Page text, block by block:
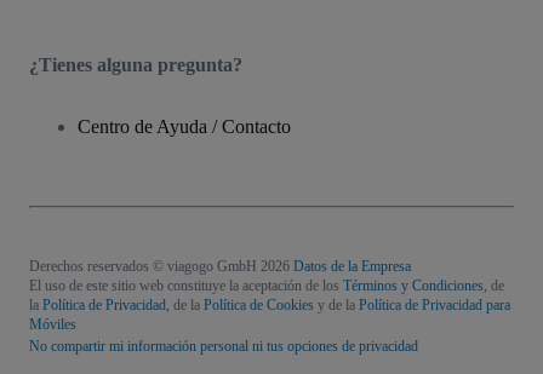
¿Tienes alguna pregunta?
Centro de Ayuda / Contacto
Derechos reservados © viagogo GmbH 2026 Datos de la Empresa
El uso de este sitio web constituye la aceptación de los Términos y Condiciones, de
la Política de Privacidad, de la Política de Cookies y de la Política de Privacidad para
Móviles
No compartir mi información personal ni tus opciones de privacidad